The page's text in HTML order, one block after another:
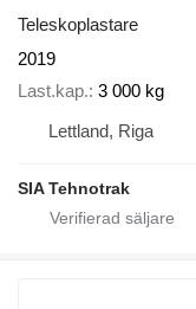
Teleskoplastare
2019
Last.kap. 3 000 kg
Lettland, Riga
SIA Tehnotrak